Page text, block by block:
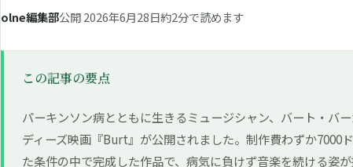
olne編集部公開 2026年6月28日約2分で読めます
この記事の要点
パーキンソン病とともに生きるミュージシャン、バート・バ
ディーズ映画『Burt』が公開されました。制作費わずか7000
た条件の中で完成した作品で、病気に負けず音楽を続ける姿